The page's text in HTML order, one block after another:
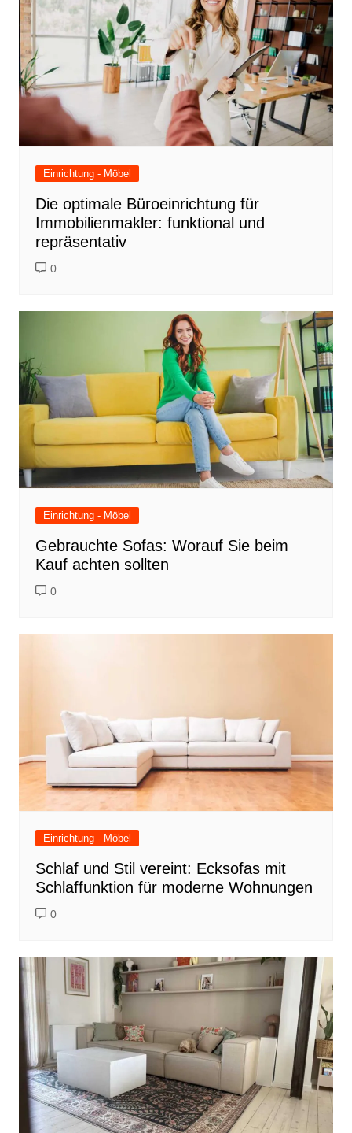
Einrichtung - Möbel
Die optimale Büroeinrichtung für
Immobilienmakler: funktional und
repräsentativ
0
Einrichtung - Möbel
Gebrauchte Sofas: Worauf Sie beim
Kauf achten sollten
0
Einrichtung - Möbel
Schlaf und Stil vereint: Ecksofas mit
Schlaffunktion für moderne Wohnungen
0